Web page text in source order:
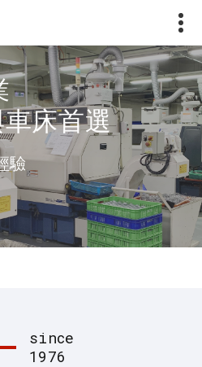
車床首選
驗
since
1976